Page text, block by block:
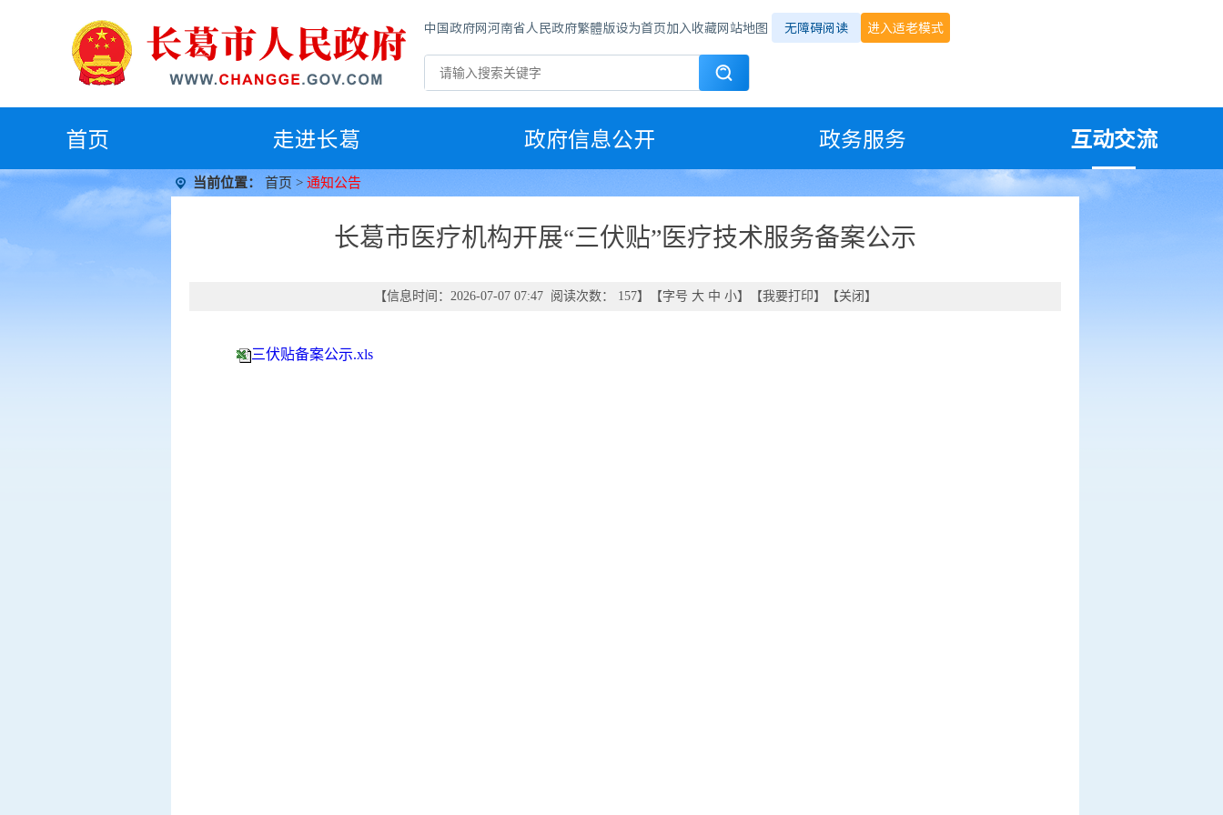
中国政府网河南省人民政府繁體版设为首页加入收藏网站地图 无障碍阅读 进入适老模式
首页 走进长葛 政府信息公开 政务服务 互动交流
当前位置： 首页 > 通知公告
长葛市医疗机构开展“三伏贴”医疗技术服务备案公示
【信息时间：2026-07-07 07:47 阅读次数： 157】【字号 大 中 小】【我要打印】【关闭 】
三伏贴备案公示.xls